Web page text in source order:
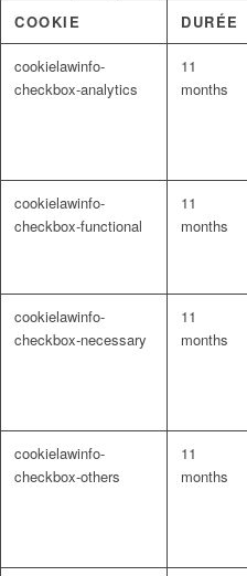
COOKIE
DURÉE
cookielawinfo-
checkbox-analytics
11
months
cookielawinfo-
checkbox-functional
11
months
cookielawinfo-
checkbox-necessary
11
months
cookielawinfo-
checkbox-others
11
months